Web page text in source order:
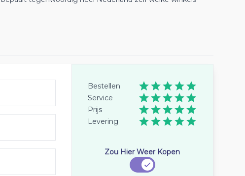
Bestellen
Service
Prijs
Levering
Zou Hier Weer Kopen